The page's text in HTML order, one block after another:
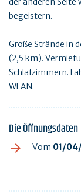
begeistern.
Große Strände in
(2,5 km).
Schlafzimmern.
WLAN.
Die Öffnungsdaten
Vom 01/